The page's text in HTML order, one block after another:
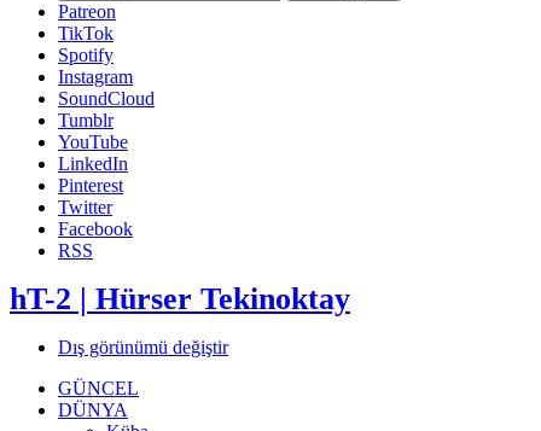
Patreon
TikTok
Spotify
Instagram
SoundCloud
Tumblr
YouTube
LinkedIn
Pinterest
Twitter
Facebook
RSS
hT-2 | Hürser Tekinoktay
Dış görünümü değiştir
GÜNCEL
DÜNYA